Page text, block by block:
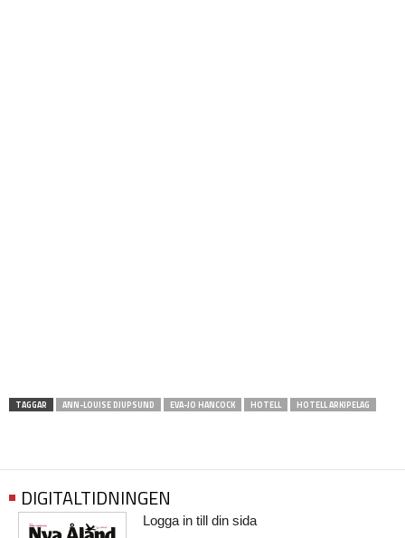
TAGGAR ANN-LOUISE DJUPSUND EVA-JO HANCOCK HOTELL HOTELL ARKIPELAG
DIGITALTIDNINGEN
Logga in till din sida